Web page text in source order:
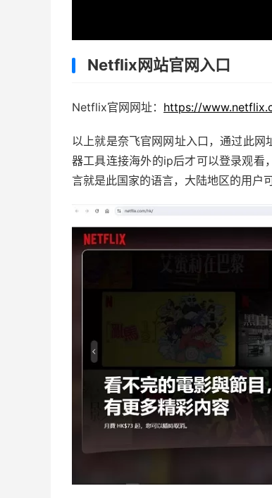
Netflix网站官网入口
Netflix官网网址： https://
以上就是奈飞官网网址入口，通过此
器工具连接海外的ip后才可以登录观
言就是此国家的语言，大陆地区的用户